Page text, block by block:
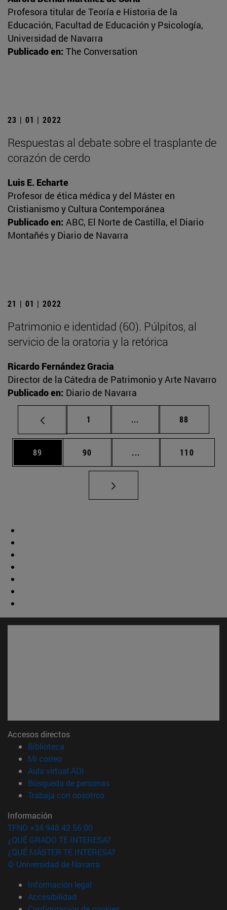
Profesora titular de Teoría e Historia de la
Educación, Facultad de Educación y Psicología,
Universidad de Navarra
Publicado en: The Conversation
23 | 01 | 2022
Respuestas al debate sobre el trasplante de
corazón de cerdo
Luis E. Echarte
Profesor de ética médica y del Máster en
Cristianismo y Cultura Contemporánea
Publicado en: ABC, El Norte de Castilla, el Diario
Montañés y Diario de Navarra
21 | 01 | 2022
Patrimonio e identidad (60). Púlpitos, al
servicio de la oratoria y la retórica
Ricardo Fernández Gracia
Director de la Cátedra de Patrimonio y Arte Navarro
Publicado en: Diario de Navarra
Página
1 ... Páginas intermedias
Página
88
Página
89 Página
90 ... Páginas intermedias
Página
110
Accesos directos
Biblioteca
Mi correo(abre en nueva ventana)
Aula virtual ADI
Búsqueda de personas(abre en nueva ventana)
Trabaja con nosotros(abre en nueva ventana)
Información
TFNO +34 948 42 56 00
¿QUÉ GRADO TE INTERESA?
¿QUÉ MÁSTER TE INTERESA?
© Universidad de Navarra
Información legal
Accesibilidad